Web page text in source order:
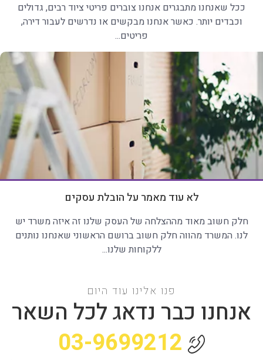
ככל שאנחנו מתבגרים אנחנו צוברים פריטי ציוד רבים, גדולים
וכבדים יותר. כאשר אנחנו מבקשים או נדרשים לעבור דירה,
פריטים...
לא עוד מאמר על הובלת עסקים
חלק חשוב מאוד מההצלחה של העסק שלנו זה איזה משרד יש
לנו. המשרד מהווה חלק חשוב ברושם הראשוני שאנחנו נותנים
ללקוחות שלנו...
פנו אלינו עוד היום
אנחנו כבר נדאג לכל השאר
03-9699212